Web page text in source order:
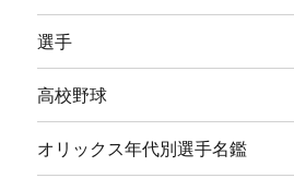
選手
高校野球
オリックス年代別選手名鑑